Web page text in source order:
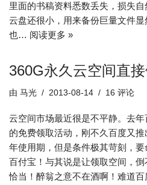
里面的书稿资料悉数丢失，损失
云盘还很小，用来备份巨量文件
也… 阅读更多 »
360G永久云空间直
由 马光 2013-08-14 16 评论
云空间市场最近很是不平静。去
的免费领取活动，刚不久百度又
年使用期，但是条件极其苛刻，
百付宝！与其说是让领取空间，
恰当！醉翁之意不在酒啊！难道